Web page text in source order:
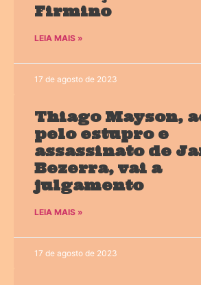
Firmino
LEIA MAIS »
17 de agosto de 2023
Thiago Mayson,
pelo estupro e
assassinato de
Bezerra, vai a
julgamento
LEIA MAIS »
17 de agosto de 2023